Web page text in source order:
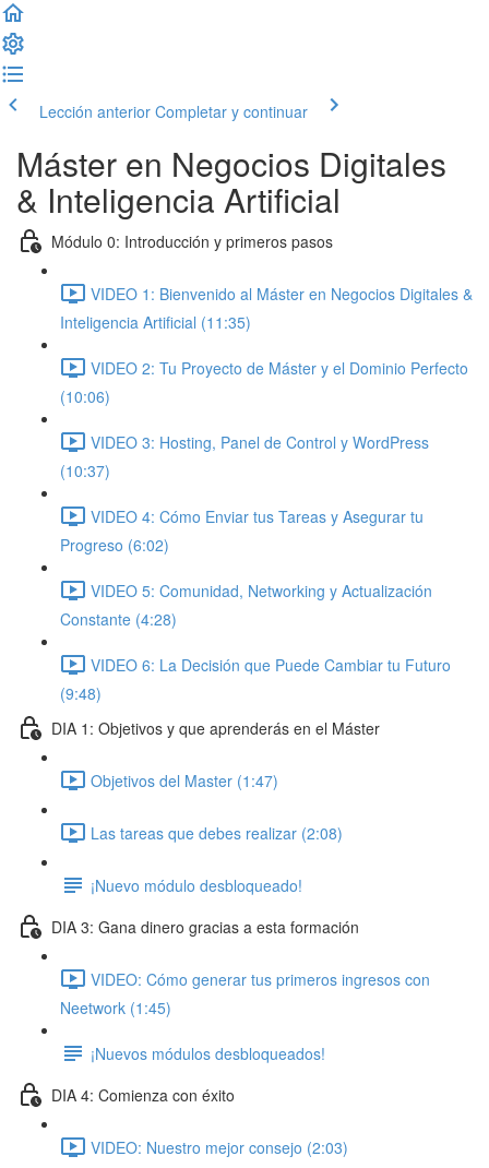
Lección anterior Completar y continuar
Máster en Negocios Digitales
& Inteligencia Artificial
Módulo 0: Introducción y primeros pasos
VIDEO 1: Bienvenido al Máster en Negocios Digitales &
Inteligencia Artificial (11:35)
VIDEO 2: Tu Proyecto de Máster y el Dominio Perfecto
(10:06)
VIDEO 3: Hosting, Panel de Control y WordPress
(10:37)
VIDEO 4: Cómo Enviar tus Tareas y Asegurar tu
Progreso (6:02)
VIDEO 5: Comunidad, Networking y Actualización
Constante (4:28)
VIDEO 6: La Decisión que Puede Cambiar tu Futuro
(9:48)
DIA 1: Objetivos y que aprenderás en el Máster
Objetivos del Master (1:47)
Las tareas que debes realizar (2:08)
¡Nuevo módulo desbloqueado!
DIA 3: Gana dinero gracias a esta formación
VIDEO: Cómo generar tus primeros ingresos con
Neetwork (1:45)
¡Nuevos módulos desbloqueados!
DIA 4: Comienza con éxito
VIDEO: Nuestro mejor consejo (2:03)